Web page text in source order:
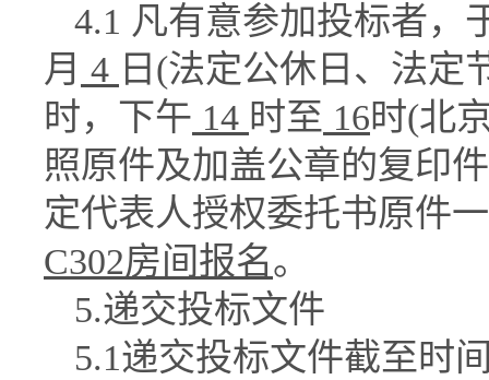
4.1 凡有意参加投标者，
月 4 日 (法定公休日、法定
时，下午 14 时至 16时(北
照原件及加盖公章的复印
定代表人授权委托书原件
C302房间报名。
5.递交投标文件
5.1递交投标文件截至时